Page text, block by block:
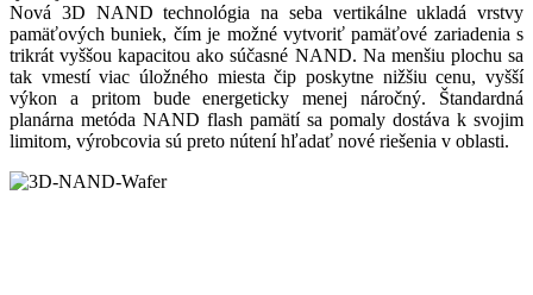
Nová 3D NAND technológia na seba vertikálne ukladá vrstvy
pamäťových buniek, čím je možné vytvoriť pamäťové zariadenia s
trikrát vyššou kapacitou ako súčasné NAND. Na menšiu plochu sa
tak vmestí viac úložného miesta čip poskytne nižšiu cenu, vyšší
výkon a pritom bude energeticky menej náročný. Štandardná
planárna metóda NAND flash pamätí sa pomaly dostáva k svojim
limitom, výrobcovia sú preto nútení hľadať nové riešenia v oblasti.